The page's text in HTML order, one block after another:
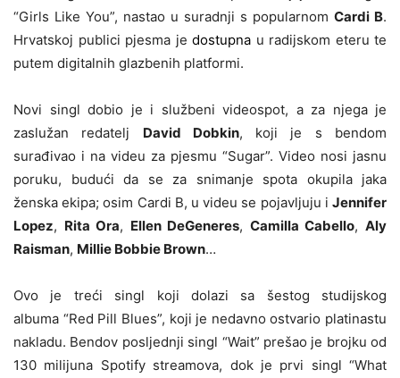
“Girls Like You”, nastao u suradnji s popularnom Cardi B.
Hrvatskoj publici pjesma je dostupna u radijskom eteru te
putem digitalnih glazbenih platformi.
Novi singl dobio je i službeni videospot, a za njega je
zaslužan redatelj David Dobkin, koji je s bendom
surađivao i na videu za pjesmu “Sugar”. Video nosi jasnu
poruku, budući da se za snimanje spota okupila jaka
ženska ekipa; osim Cardi B, u videu se pojavljuju i Jennifer
Lopez, Rita Ora, Ellen DeGeneres, Camilla Cabello,Aly
Raisman, Millie Bobbie Brown…
Ovo je treći singl koji dolazi sa šestog studijskog
albuma “Red Pill Blues”, koji je nedavno ostvario platinastu
nakladu. Bendov posljednji singl “Wait” prešao je brojku od
130 milijuna Spotify streamova, dok je prvi singl “What